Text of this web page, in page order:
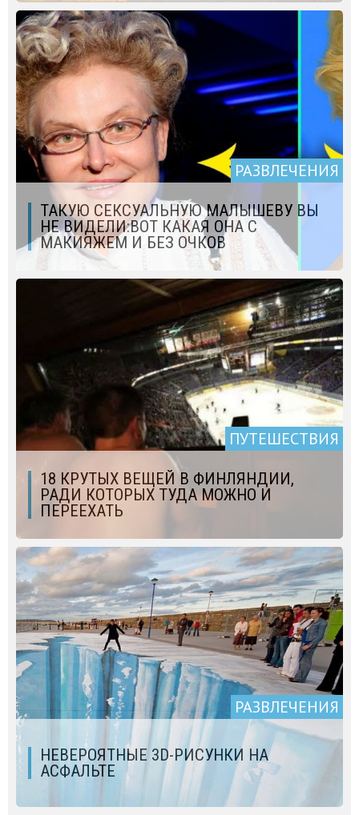
РАЗВЛЕЧЕНИЯ
ТАКУЮ СЕКСУАЛЬНУЮ МАЛЫШЕВУ ВЫ
НЕ ВИДЕЛИ:ВОТ КАКАЯ ОНА С
МАКИЯЖЕМ И БЕЗ ОЧКОВ
ПУТЕШЕСТВИЯ
18 КРУТЫХ ВЕЩЕЙ В ФИНЛЯНДИИ,
РАДИ КОТОРЫХ ТУДА МОЖНО И
ПЕРЕЕХАТЬ
РАЗВЛЕЧЕНИЯ
НЕВЕРОЯТНЫЕ 3D-РИСУНКИ НА
АСФАЛЬТЕ